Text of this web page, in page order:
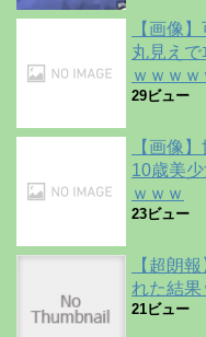
【画像
丸見えで
ｗｗｗｗ
29ビュー
【画像
10歳美
ｗｗｗ
23ビュー
【超朗
れた結果
21ビュー